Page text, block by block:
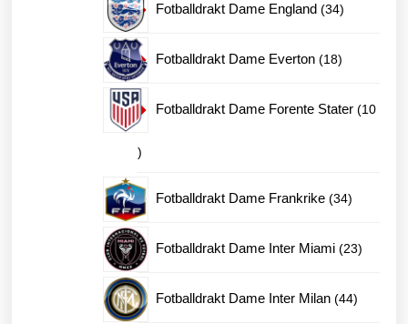
Fotballdrakt Dame England 3434
Fotballdrakt Dame Everton 1818
Fotballdrakt Dame Forente Stater 10
10
produkter
Fotballdrakt Dame Frankrike 3434
Fotballdrakt Dame Inter Miami 2323
Fotballdrakt Dame Inter Milan 4444